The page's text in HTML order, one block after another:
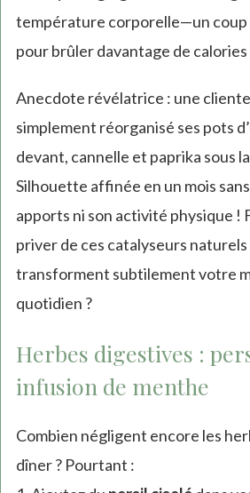
température corporelle—un coup
pour brûler davantage de calories
Anecdote révélatrice : une
simplement réorganisé ses pots
devant, cannelle et paprika sous
Silhouette affinée en un mois
apports ni son activité physique !
priver de ces catalyseurs naturels
transforment subtilement votre
quotidien ?
Herbes digestives :
infusion de menthe
Combien négligent encore les
dîner ? Pourtant :